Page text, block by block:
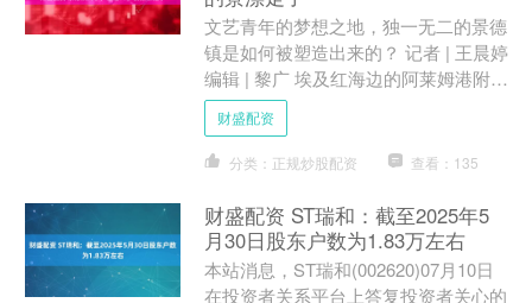
文艺青年的梦想之地，独一无二的景德
镇是如何被塑造出来的？ 记者 | 王晨婷
编辑 | 黎广 埃及红海边的阿莱姆港附
近，司机抵挡不住困意，把车停在了靠
近荒漠的马路边....
财盛配资
分类：正规炒股配资 查看：135
财盛配资 ST瑞和：截至2025年5
月30日股东户数为1.83万左右
本站消息，ST瑞和(002620)07月10日
在投资者关系平台上答复投资者关心的